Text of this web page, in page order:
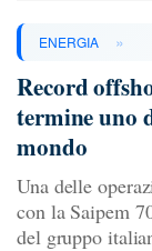
ENERGIA »
Record
termine uno
mondo
Una delle
con la Saipem
del gruppo